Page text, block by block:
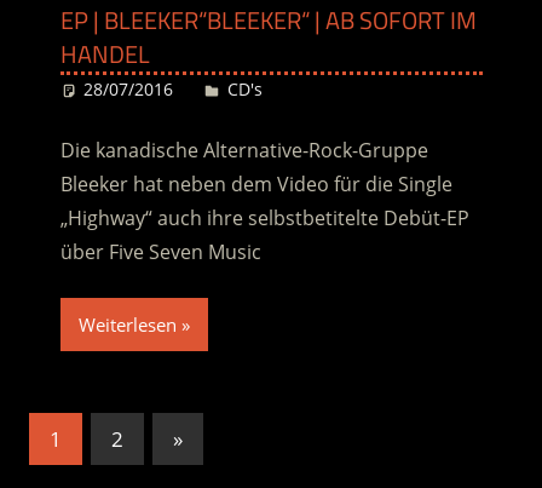
EP | BLEEKER“BLEEKER“ | AB SOFORT IM
HANDEL
28/07/2016 Desiree
CD's
Die kanadische Alternative-Rock-Gruppe
Bleeker hat neben dem Video für die Single
„Highway“ auch ihre selbstbetitelte Debüt-EP
über Five Seven Music
Weiterlesen
Seitennummerierung
1 2
Nächste
Beiträge
»